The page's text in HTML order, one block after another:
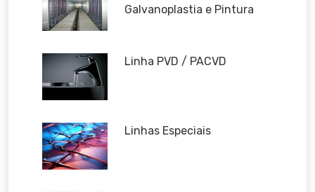
Galvanoplastia e Pintura
Linha PVD / PACVD
Linhas Especiais